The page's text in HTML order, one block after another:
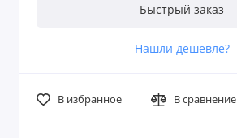
Быстрый заказ
Нашли дешевле?
В избранное В сравнение